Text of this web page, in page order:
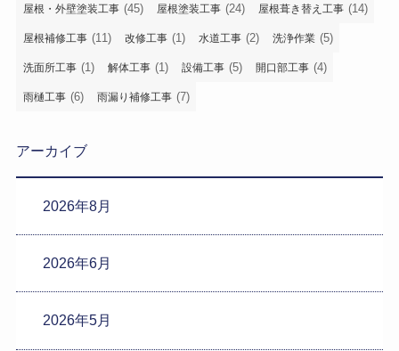
屋根・外壁塗装工事 (45) 屋根塗装工事 (24) 屋根葺き替え工事 (14)
屋根補修工事 (11) 改修工事 (1) 水道工事 (2) 洗浄作業 (5)
洗面所工事 (1) 解体工事 (1) 設備工事 (5) 開口部工事 (4)
雨樋工事 (6) 雨漏り補修工事 (7)
アーカイブ
2026年8月
2026年6月
2026年5月